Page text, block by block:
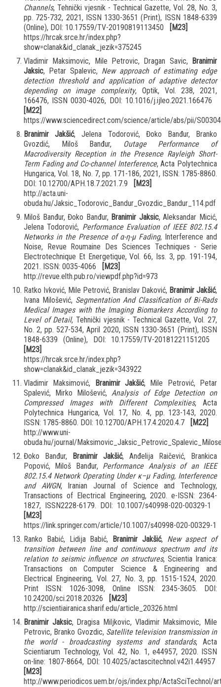
Channels, Tehnički vjesnik - Technical Gazette, Vol. 28, No. 3,
pp. 725-732, 2021, ISSN 1330-3651 (Print), ISSN 1848-6339
(Online), DOI: 10.17559/TV-20190819113450
[M23]
https://hrcak.srce.hr/index.php?
show=clanak&id_clanak_jezik=375245
Vladimir Maksimovic, Mile Petrovic, Dragan Savic,
Branimir
Jaksic, Petar Spalevic, New approach of estimating edge
detection threshold and application of adaptive detector
depending on image complexity, Optik, Vol. 238, 2021,
166476, ISSN 0030-4026, DOI: 10.1016/j.ijleo.2021.166476
[M22]
https://www.sciencedirect.com/science/article/abs/pii/
Branimir Jakšić, Jelena Todorović, Đoko Banđur, Branko
Gvozdić, Miloš Banđur,
Outage Performance of
Macrodiversity Reception in the Presence Rayleigh Short-
Term Fading and Co-channel Interference, Acta Polytechnica
Hungarica, Vol. 18, No. 7, pp. 171-186, 2021, ISSN: 1785-8860.
DOI: 10.12700/APH.18.7.2021.7.9
[M23]
http://acta.uni-
obuda.hu/Jaksic_Todorovic_Bandur_Gvozdic_Bandur_114.pdf
Miloš Banđur, Đoko Banđur, Branimir Jaksic, Aleksandar Micić,
Jelena Todorović, Performance Evaluation of IEEE 802.15.4
Networks in the Presence of α-η-μ Fading, Interference and
Noise, Revue Roumaine Des Sciences Techniques - Serie
Electrotechnique Et Energetique, Vol. 66, Iss. 3, pp. 191-194,
2021. ISSN: 0035-4066
[M23]
http://revue.elth.pub.ro/viewpdf.php?id=973
Ratko Ivković, Mile Petrović, Branislav Daković, Branimir Jakšić,
Ivana Milošević, Segmentation And Classification of Bi-Rads
Medical Images with the Imaging Biomarkers According to
Level of Detail, Tehnički vjesnik - Technical Gazette, Vol. 27,
No. 2, pp. 527-534, April 2020, ISSN 1330-3651 (Print), ISSN
1848-6339 (Online), DOI: 10.17559/TV-20181221151205
[M23]
https://hrcak.srce.hr/index.php?
show=clanak&id_clanak_jezik=343922
Vladimir Maksimović,
Branimir Jakšić, Mile Petrović, Petar
Spalević, Mirko Milošević,Analysis of Edge Detection on
Compressed Images with Different Complexities, Acta
Polytechnica Hungarica, Vol. 17, No. 4, pp. 123-143, 2020.
ISSN: 1785-8860. DOI: 10.12700/APH.17.4.2020.4.7
[M22]
http://www.uni-
obuda.hu/journal/
Đoko Banđur,
Branimir Jakšić, Anđelija Raičević, Brankica
Popović, Miloš Banđur, Performance Analysis of an IEEE
802.15.4 Network Operating Under κ–μ Fading, Interference
and AWGN, Iranian Journal of Science and Technology,
Transactions of Electrical Engineering, 2020. e-ISSN: 2364-
1827, ISSN2228-6179. DOI: 10.1007/s40998-020-00329-1
[M23]
https://link.springer.com/article/10.1007/s40998-020-00329-1
Ranko Babić, Lidija Babić,
Branimir Jakšić, New aspect of
transition between line and continuous spectrum and its
relation to seismic influence on structures, Scientia Iranica:
Transactions on Computer Science & Engineering and
Electrical Engineering, Vol. 27, No. 3, pp. 1515-1524, 2020.
Print ISSN: 1026-3098, Online ISSN: 2345-3605. DOI:
10.24200/sci.2018.20326
[M23]
http://scientiairanica.sharif.edu/article_20326.html
Branimir Jaksic, Dragisa Miljkovic, Vladimir Maksimovic, Mile
Petrovic, Branko Gvozdic, Satellite television transmission in
the world - broadcasting systems and standards, Acta
Scientiarum Technology, Vol. 42, No. 1, e44957, 2020. ISSN
on-line: 1807-8664, DOI: 10.4025/actascitechnol.v42i1.44957
[M23]
http://www.periodicos.uem.br/ojs/index.php/ActaSciTechnol/